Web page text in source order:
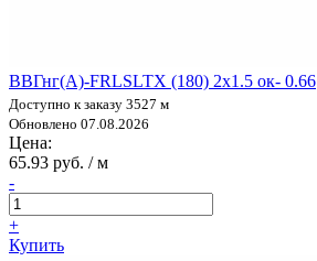
ВВГнг(А)-FRLSLTX (180) 2х1.5 ок- 0.66
Доступно к заказу 3527 м
Обновлено 07.08.2026
Цена:
65.93 руб. / м
-
+
Купить